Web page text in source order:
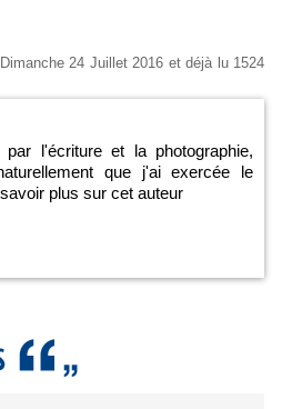
24 Juillet 2016 et déjà lu 1524
par l'écriture et la photographie,
que j'ai exercée le
plus sur cet auteur